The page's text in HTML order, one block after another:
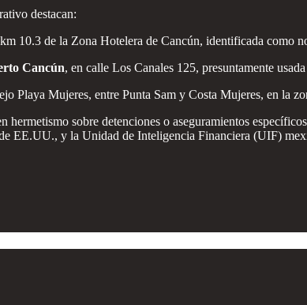
destacan:
10.3 de la Zona Hotelera de Cancún, identificada como
Cancún, en calle Los Canales 125, presuntamente
Playa Mujeres, entre Punta Sam y Costa Mujeres, en la
hermetismo sobre detenciones o aseguramientos
EE.UU., y la Unidad de Inteligencia Financiera (UIF)